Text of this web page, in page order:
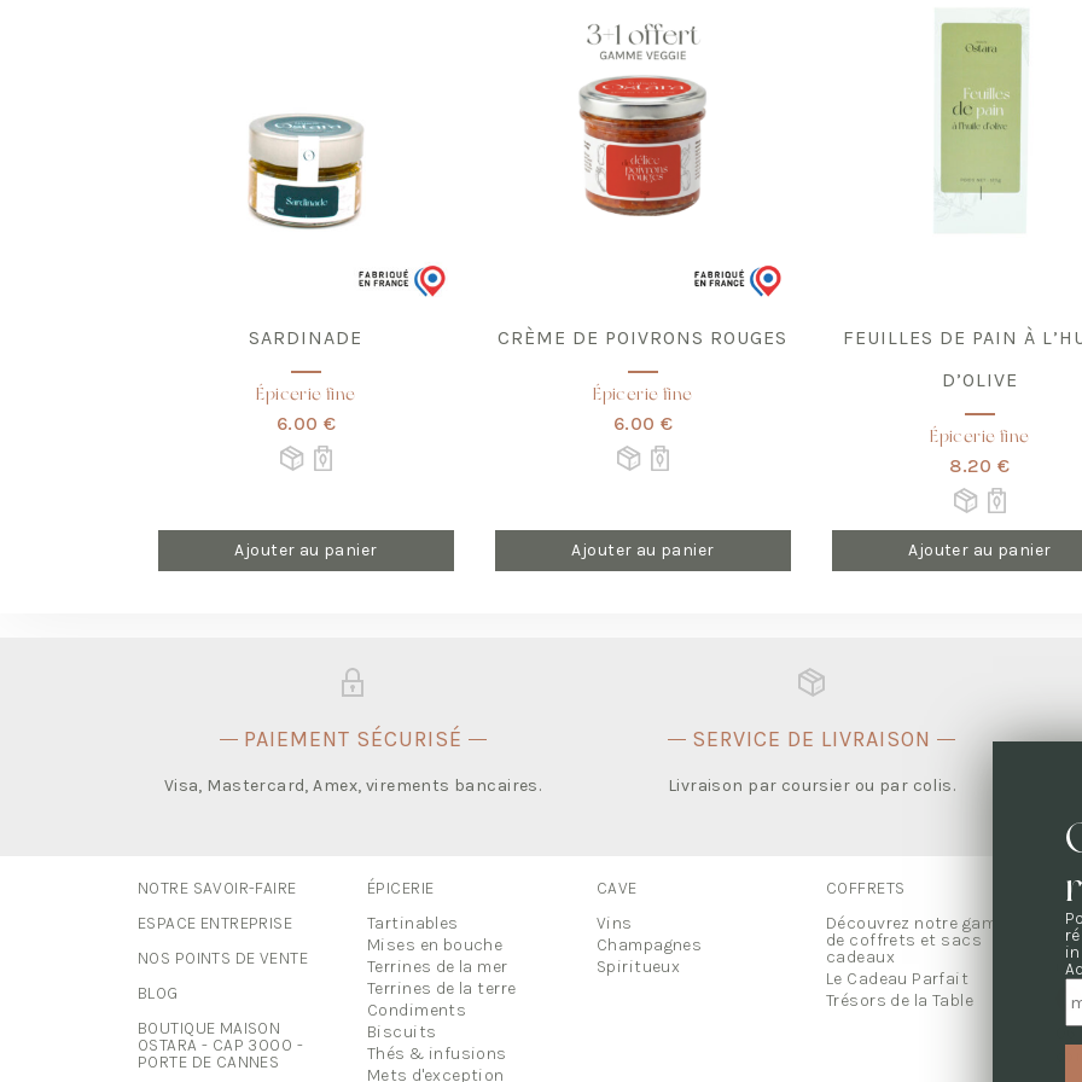
SARDINADE
Épicerie fine
6.00 €
Ajouter au panier
CRÈME DE POIVRONS ROUGES
Épicerie fine
6.00 €
Ajouter au panier
FEUILLES DE PAIN À
D’OLIVE
Épicerie fine
8.20 €
Ajouter au panier
PAIEMENT SÉCURISÉ
Visa, Mastercard, Amex, virements bancaires.
SERVICE DE LIVRAISON
Livraison par coursier ou par colis.
NOTRE SAVOIR-FAIRE
ESPACE ENTREPRISE
NOS POINTS DE VENTE
BLOG
BOUTIQUE MAISON
OSTARA - CAP 3000 -
PORTE DE CANNES
ÉPICERIE
Tartinables
Mises en bouche
Terrines de la mer
Terrines de la terre
Condiments
Biscuits
Thés & infusions
Mets d'exception
CAVE
Vins
Champagnes
Spiritueux
COFFRETS
Découvrez notre gamme
de coffrets et sacs
cadeaux
Le Cadeau Parfait
Trésors de la Table